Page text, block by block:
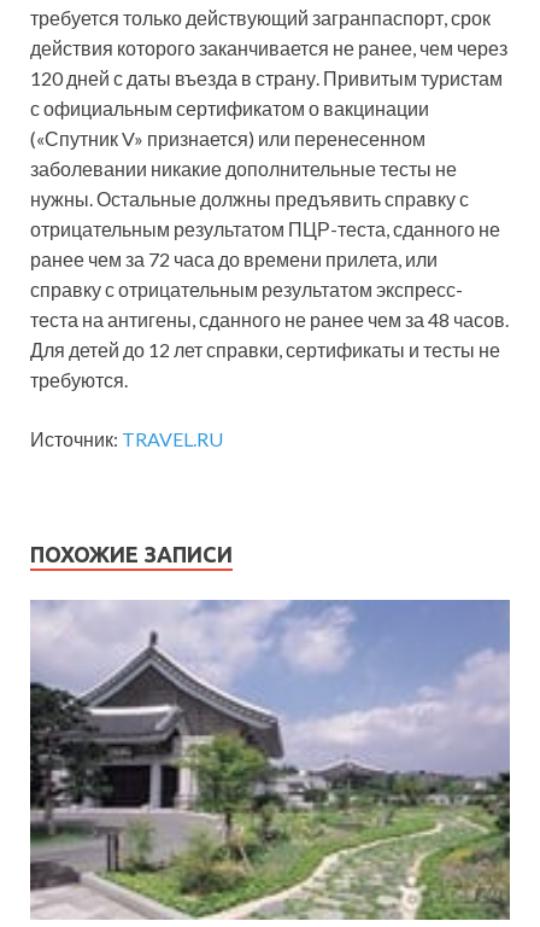
требуется только действующий загранпаспорт, срок
действия которого заканчивается не ранее, чем через
120 дней с даты въезда в страну. Привитым туристам
с официальным сертификатом о вакцинации
(«Спутник V» признается) или перенесенном
заболевании никакие дополнительные тесты не
нужны. Остальные должны предъявить справку с
отрицательным результатом ПЦР-теста, сданного не
ранее чем за 72 часа до времени прилета, или
справку с отрицательным результатом экспресс-
теста на антигены, сданного не ранее чем за 48 часов.
Для детей до 12 лет справки, сертификаты и тесты не
требуются.
Источник: TRAVEL.RU
ПОХОЖИЕ ЗАПИСИ